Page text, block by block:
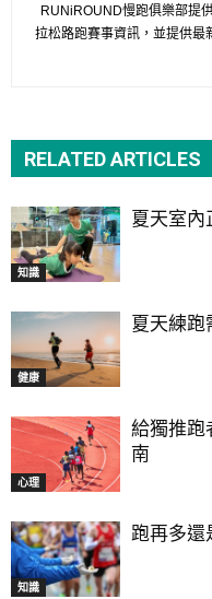
RUNiROUND慢跑俱樂部提
拉松路跑賽事資訊，並提供最
RELATED ARTICLES
知識
夏天室內
健康
夏天練跑
心理
給獨推跑
南
知識
跑再多還